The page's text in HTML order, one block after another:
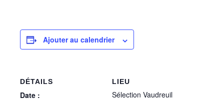
Ajouter au calendrier
DÉTAILS
Date :
LIEU
Sélection Vaudreuil